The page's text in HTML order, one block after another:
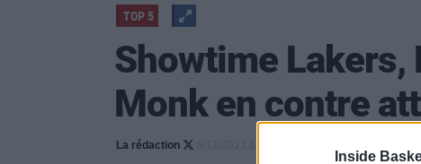
Inside
TOP 5
Showtime Lakers,
Monk en contre
La rédaction